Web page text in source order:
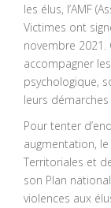
les élus, l’AMF
Victimes ont
novembre
accompagner
psychologique,
leurs
Pour tenter
augmentation,
Territoriales et
son Plan
violences aux